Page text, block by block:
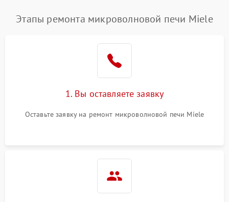
Этапы ремонта микроволновой печи Miele
1. Вы оставляете заявку
Оставьте заявку на ремонт микроволновой печи Miele